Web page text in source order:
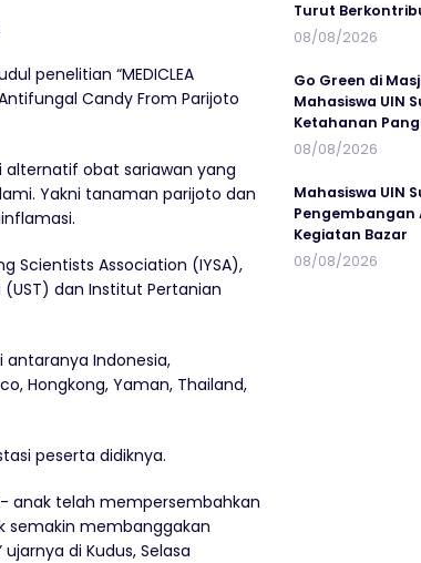
penelitian “MEDICLEA
Candy From Parijoto
obat sariawan yang
Yakni tanaman parijoto dan
Scientists Association (IYSA),
dan Institut Pertanian
antaranya Indonesia,
Hongkong, Yaman, Thailand,
peserta didiknya.
anak telah mempersembahkan
semakin membanggakan
di Kudus, Selasa
Turut
08/08/2026
Go Green di
Mahasiswa UIN
Ketahanan
08/08/2026
Mahasiswa UIN
Pengembangan
Kegiatan Bazar
08/08/2026